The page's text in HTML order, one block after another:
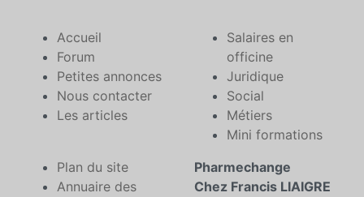
Accueil
Forum
Petites annonces
Nous contacter
Les articles
Salaires en
officine
Juridique
Social
Métiers
Mini formations
Plan du site
Annuaire des
Pharmechange
Chez Francis LIAIGRE